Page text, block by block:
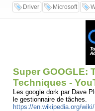
Driver Microsoft
Super GOOGLE:
Techniques -
Les google dork par Dave
le gestionnaire de tâches.
https://en.wikipedia.org/